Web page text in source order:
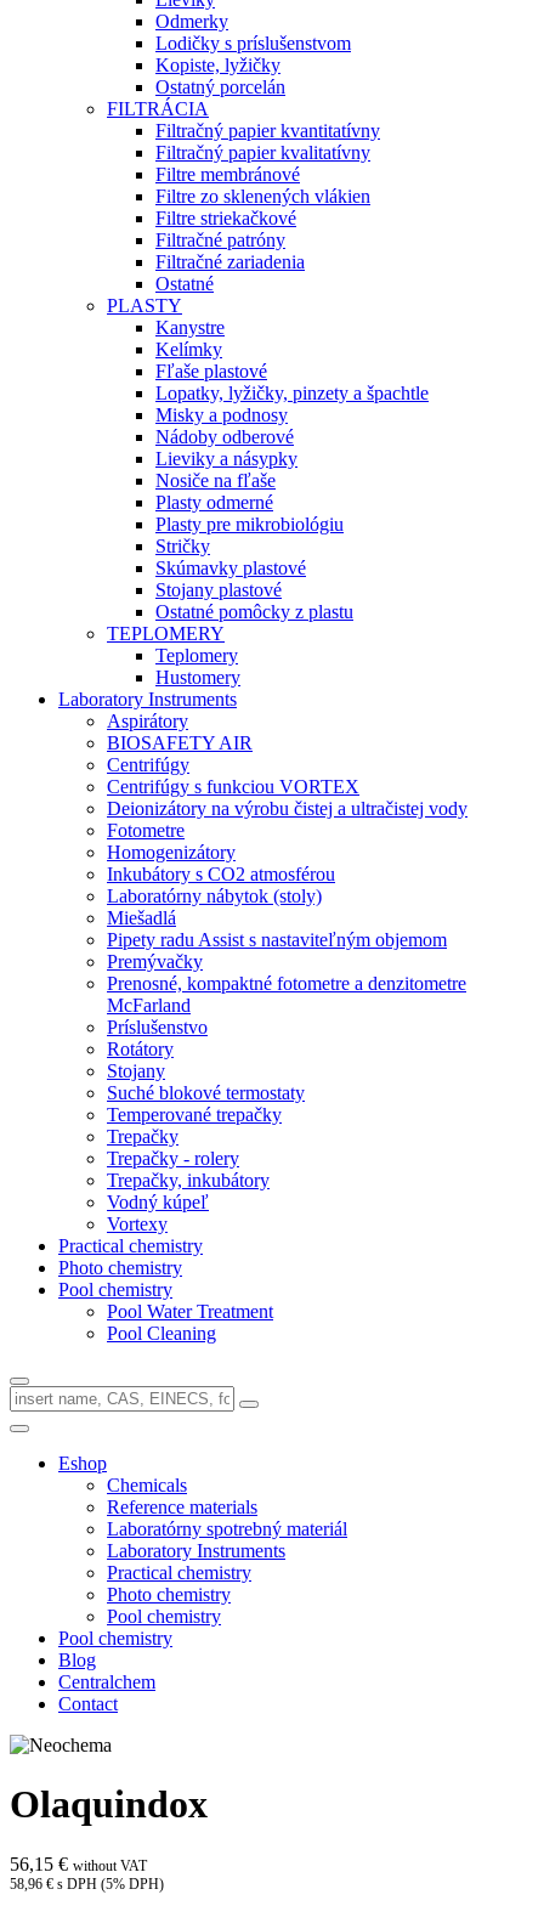
Odmerky
Lodičky s príslušenstvom
Kopiste, lyžičky
Ostatný porcelán
FILTRÁCIA
Filtračný papier kvantitatívny
Filtračný papier kvalitatívny
Filtre membránové
Filtre zo sklenených vlákien
Filtre striekačkové
Filtračné patróny
Filtračné zariadenia
Ostatné
PLASTY
Kanystre
Kelímky
Fľaše plastové
Lopatky, lyžičky, pinzety a špachtle
Misky a podnosy
Nádoby odberové
Lieviky a násypky
Nosiče na fľaše
Plasty odmerné
Plasty pre mikrobiológiu
Stričky
Skúmavky plastové
Stojany plastové
Ostatné pomôcky z plastu
TEPLOMERY
Teplomery
Hustomery
Laboratory Instruments
Aspirátory
BIOSAFETY AIR
Centrifúgy
Centrifúgy s funkciou VORTEX
Deionizátory na výrobu čistej a ultračistej vody
Fotometre
Homogenizátory
Inkubátory s CO2 atmosférou
Laboratórny nábytok (stoly)
Miešadlá
Pipety radu Assist s nastaviteľným objemom
Premývačky
Prenosné, kompaktné fotometre a denzitometre
McFarland
Príslušenstvo
Rotátory
Stojany
Suché blokové termostaty
Temperované trepačky
Trepačky
Trepačky - rolery
Trepačky, inkubátory
Vodný kúpeľ
Vortexy
Practical chemistry
Photo chemistry
Pool chemistry
Pool Water Treatment
Pool Cleaning
Eshop
Chemicals
Reference materials
Laboratórny spotrebný materiál
Laboratory Instruments
Practical chemistry
Photo chemistry
Pool chemistry
Pool chemistry
Blog
Centralchem
Contact
Olaquindox
56,15 € without VAT
58,96 € s DPH (5% DPH)